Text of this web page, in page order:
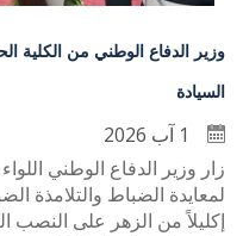
وزير الدفاع الوطني من الكلية
السيادة
زار وزير الدفاع الوطني
لمعايدة الضباط والتلامذة
إكليلاً من الزهر على